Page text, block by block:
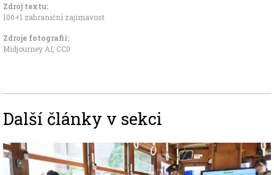
Zdroj textu:
100+1 zahraniční zajímavost
Zdroje fotografii:
Midjourney AI, CC0
Další články v sekci
Image